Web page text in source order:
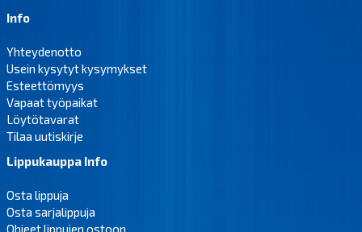
Info
Yhteydenotto
Usein kysytyt kysymykset
Esteettömyys
Vapaat työpaikat
Löytötavarat
Tilaa uutiskirje
Lippukauppa Info
Osta lippuja
Osta sarjalippuja
Ohjeet lippujen ostoon